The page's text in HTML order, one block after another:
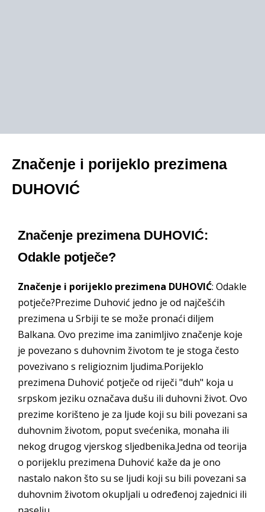
Značenje i porijeklo prezimena
DUHOVIĆ
Značenje prezimena DUHOVIĆ:
Odakle potječe?
Značenje i porijeklo prezimena DUHOVIĆ: Odakle
potječe?Prezime Duhović jedno je od najčešćih
prezimena u Srbiji te se može pronaći diljem
Balkana. Ovo prezime ima zanimljivo značenje koje
je povezano s duhovnim životom te je stoga često
povezivano s religioznim ljudima.Porijeklo
prezimena Duhović potječe od riječi "duh" koja u
srpskom jeziku označava dušu ili duhovni život. Ovo
prezime korišteno je za ljude koji su bili povezani sa
duhovnim životom, poput svećenika, monaha ili
nekog drugog vjerskog sljedbenika.Jedna od teorija
o porijeklu prezimena Duhović kaže da je ono
nastalo nakon što su se ljudi koji su bili povezani sa
duhovnim životom okupljali u određenoj zajednici ili